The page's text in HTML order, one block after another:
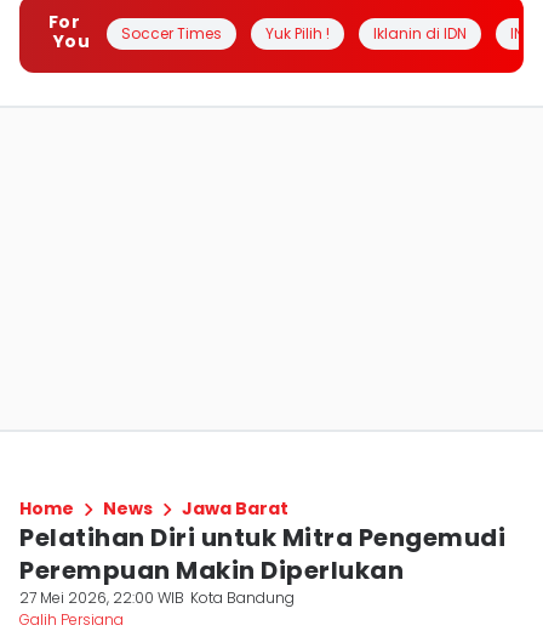
For
You
Soccer Times Yuk Pilih ! Iklanin di IDN
Home News Jawa Barat
Pelatihan Diri untuk Mitra Pengemudi
Perempuan Makin Diperlukan
27 Mei 2026, 22:00 WIB Kota Bandung
Galih Persiana